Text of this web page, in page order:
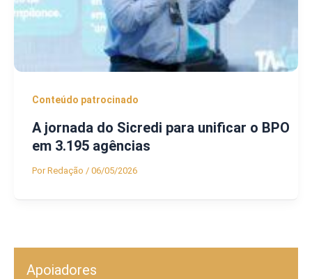
Conteúdo patrocinado
A jornada do Sicredi para unificar o BPO
em 3.195 agências
PorRedação / 06/05/2026
Apoiadores